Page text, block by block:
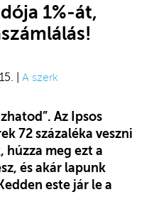
1%-át,
| A szerk
Az Ipsos
72 százaléka veszni
húzza meg ezt a
és akár lapunk
este jár le a